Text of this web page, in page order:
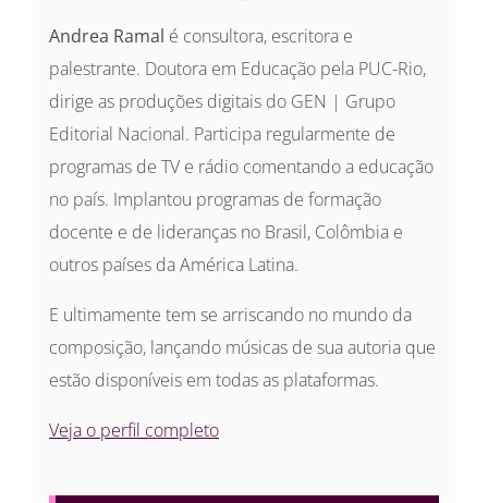
Andrea Ramal é consultora, escritora e
palestrante. Doutora em Educação pela PUC-Rio,
dirige as produções digitais do GEN | Grupo
Editorial Nacional. Participa regularmente de
programas de TV e rádio comentando a educação
no país. Implantou programas de formação
docente e de lideranças no Brasil, Colômbia e
outros países da América Latina.
E ultimamente tem se arriscando no mundo da
composição, lançando músicas de sua autoria que
estão disponíveis em todas as plataformas.
Veja o perfil completo